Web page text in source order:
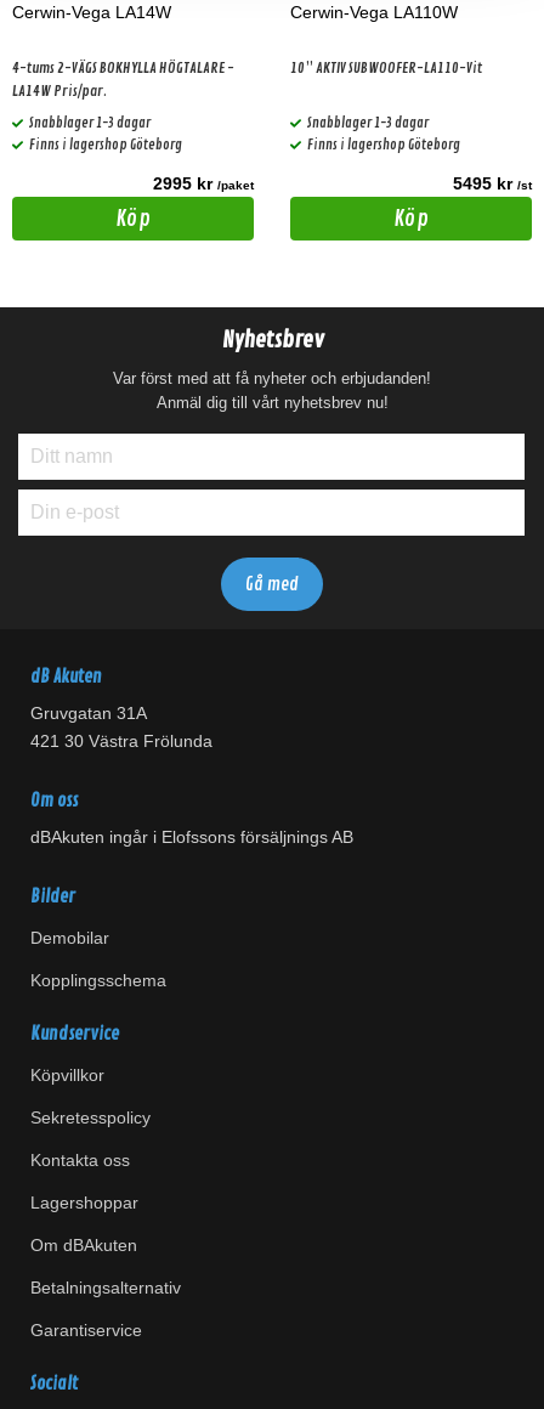
Cerwin-Vega LA14W
4-tums 2-VÄGS BOKHYLLA HÖGTALARE -
LA14W Pris/par.
Snabblager 1-3 dagar
Finns i lagershop Göteborg
2995 kr /paket
Köp
Cerwin-Vega LA110W
10” AKTIV SUBWOOFER-LA110-Vit
Snabblager 1-3 dagar
Finns i lagershop Göteborg
5495 kr /st
Köp
Nyhetsbrev
Var först med att få nyheter och erbjudanden!
Anmäl dig till vårt nyhetsbrev nu!
dB Akuten
Gruvgatan 31A
421 30 Västra Frölunda
Om oss
dBAkuten ingår i Elofssons försäljnings AB
Bilder
Demobilar
Kopplingsschema
Kundservice
Köpvillkor
Sekretesspolicy
Kontakta oss
Lagershoppar
Om dBAkuten
Betalningsalternativ
Garantiservice
Socialt